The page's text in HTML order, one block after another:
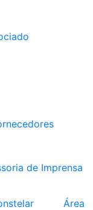
de Imprensa
Área